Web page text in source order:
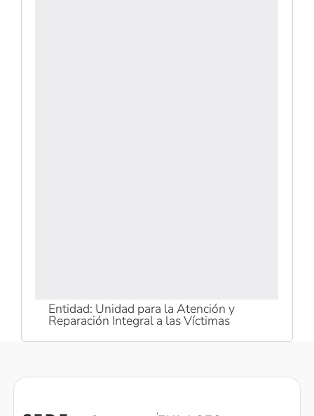
Entidad: Unidad para la Atención y
Reparación Integral a las Víctimas